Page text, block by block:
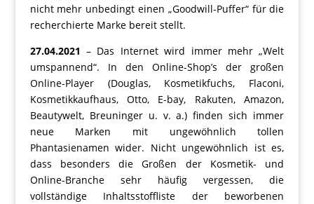
nicht mehr unbedingt einen „Goodwill-Puffer“ für die
recherchierte Marke bereit stellt.
27.04.2021 – Das Internet wird immer mehr „Welt
umspannend“. In den Online-Shop’s der großen
Online-Player (Douglas, Kosmetikfuchs, Flaconi,
Kosmetikkaufhaus, Otto, E-bay, Rakuten, Amazon,
Beautywelt, Breuninger u. v. a.) finden sich immer
neue Marken mit ungewöhnlich tollen
Phantasienamen wider. Nicht ungewöhnlich ist es,
dass besonders die Großen der Kosmetik- und
Online-Branche sehr häufig vergessen, die
vollständige Inhaltsstoffliste der beworbenen